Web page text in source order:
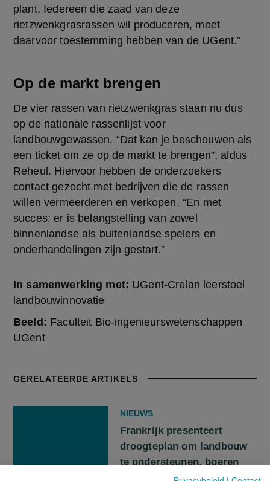
plant. Iedereen die zaad van deze
rietzwenkgrasrassen wil produceren, moet
daarvoor toestemming hebben van de UGent.”
Op de markt brengen
De vier rassen van rietzwenkgras staan nu dus
op de nationale rassenlijst voor
landbouwgewassen. “Dat kan je beschouwen als
een ticket om ze op de markt te brengen”, aldus
Reheul. Hiervoor hebben de onderzoekers
contact gezocht met bedrijven die de rassen
willen vermeerderen en verkopen. “En met
succes: er is belangstelling van zowel
binnenlandse als buitenlandse spelers en
onderhandelingen zijn gestart.”
In samenwerking met: UGent-Crelan leerstoel
landbouwinnovatie
Beeld: Faculteit Bio-ingenieurswetenschappen
UGent
GERELATEERDE ARTIKELS
NIEUWS
Frankrijk presenteert
droogteplan om landbouw
te ondersteunen, boeren
niet overtuigd